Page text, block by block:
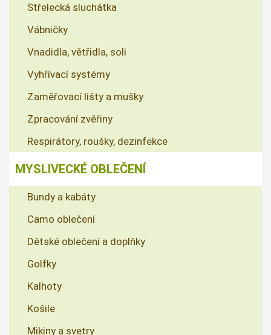
Střelecká sluchátka
Vábničky
Vnadidla, větřidla, soli
Vyhřívací systémy
Zaměřovací lišty a mušky
Zpracování zvěřiny
Respirátory, roušky, dezinfekce
MYSLIVECKÉ OBLEČENÍ
Bundy a kabáty
Camo oblečení
Dětské oblečení a doplňky
Golfky
Kalhoty
Košile
Mikiny a svetry